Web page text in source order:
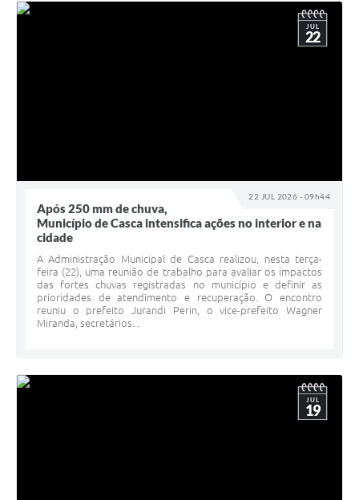
22 JUL 2026 - 09h44
JUL
22
Após 250 mm de chuva,
Município de Casca intensifica ações no interior e na
cidade
A Administração Municipal de Casca realizou, nesta terça-
feira (22), uma reunião de trabalho para avaliar os impactos
das fortes chuvas registradas no município e definir as
prioridades de atendimento e recuperação. O encontro
reuniu o prefeito Jurandi Perin, o vice-prefeito Wagner
Miranda, secretários...
JUL
19